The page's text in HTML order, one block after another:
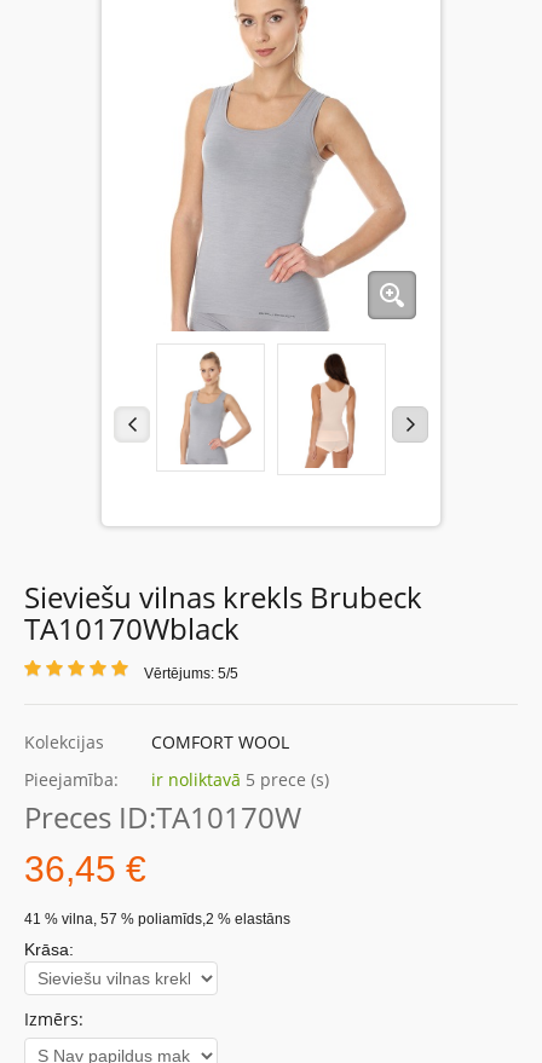
Sieviešu vilnas krekls Brubeck
TA10170Wblack
Vērtējums: 5/5
Kolekcijas
COMFORT WOOL
Pieejamība:
ir noliktavā 5 prece (s)
Preces ID:TA10170W
36,45 €
41 % vilna, 57 % poliamīds,2 % elastāns
Krāsa:
Izmērs: